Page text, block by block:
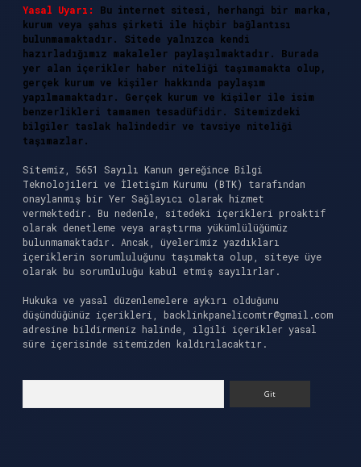
Yasal Uyarı:
Bu internet sitesi, herhangi bir marka,
kurum veya şahıs şirketi ile hiçbir bağlantısı
bulunmamaktadır. Sitede yalnızca kendi
hazırladığımız makaleler paylaşılmaktadır. Burada
yer alan içerikler haber niteliği taşımamakta olup,
gerçek kurum ve kişiler hakkında paylaşım
yapılmamaktadır. Gerçek kurum ve kişiler ile isim
benzerlikleri tamamen tesadüfidir. Sitemizdeki
bilgiler taslak halindedir ve tavsiye niteliği
taşımazlar.
Sitemiz, 5651 Sayılı Kanun gereğince Bilgi
Teknolojileri ve İletişim Kurumu (BTK) tarafından
onaylanmış bir Yer Sağlayıcı olarak hizmet
vermektedir. Bu nedenle, sitedeki içerikleri proaktif
olarak denetleme veya araştırma yükümlülüğümüz
bulunmamaktadır. Ancak, üyelerimiz yazdıkları
içeriklerin sorumluluğunu taşımakta olup, siteye üye
olarak bu sorumluluğu kabul etmiş sayılırlar.
Hukuka ve yasal düzenlemelere aykırı olduğunu
düşündüğünüz içerikleri, backlinkpanelicomtr@gmail.com
adresine bildirmeniz halinde, ilgili içerikler yasal
süre içerisinde sitemizden kaldırılacaktır.